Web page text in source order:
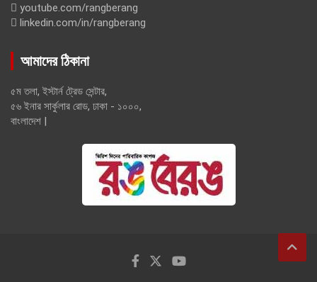
youtube.com/rangberang
linkedin.com/in/rangberang
আমাদের ঠিকানা
৫ম তলা, ইস্টার্ন ট্রেড সেন্টার,
৫৬ ইনার সার্কুলার রোড, ঢাকা - ১০০০,
বাংলাদেশ |